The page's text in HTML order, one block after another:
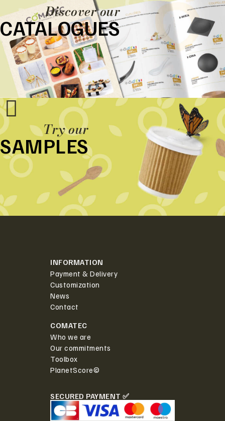
Discover our
CATALOGUES
Try our
SAMPLES
INFORMATION
Payment & Delivery
Customization
News
Contact
COMATEC
Who we are
Our commitments
Toolbox
PlanetScore©
SECURED PAYMENT ✅